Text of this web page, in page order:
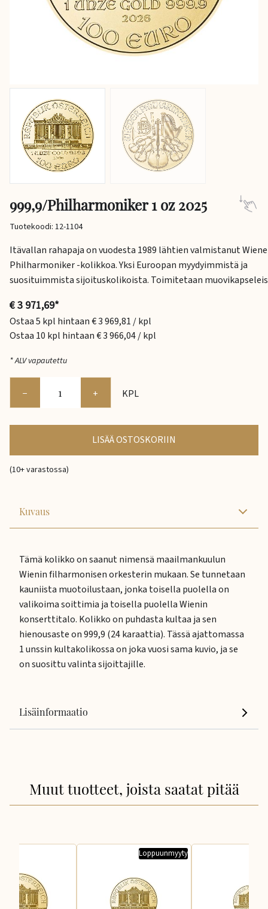
999,9/Philharmoniker 1 oz 2025
Tuotekoodi: 12-1104
Itävallan rahapaja on vuodesta 1989 lähtien valmistanut
Philharmoniker -kolikkoa. Yksi Euroopan myydyimmistä ja
suosituimmista sijoituskolikoista. Toimitetaan
€ 3 971,69*
Ostaa 5 kpl hintaan € 3 969,81 / kpl
Ostaa 10 kpl hintaan € 3 966,04 / kpl
* ALV vapautettu
− + KPL
LISÄÄ OSTOSKORIIN
(10+ varastossa)
Kuvaus
Tämä kolikko on saanut nimensä maailmankuulun
Wienin filharmonisen orkesterin mukaan. Se tunnetaan
kauniista muotoilustaan, jonka toisella puolella on
valikoima soittimia ja toisella puolella Wienin
konserttitalo. Kolikko on puhdasta kultaa ja sen
hienousaste on 999,9 (24 karaattia). Tässä ajattomassa
1 unssin kultakolikossa on joka vuosi sama kuvio, ja se
on suosittu valinta sijoittajille.
Lisäinformaatio
Muut tuotteet, joista saatat pitää
Loppuunmyyty